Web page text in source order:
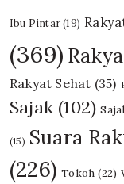
Ibu Pintar(19)
(369)
Rakyat Sehat (35)
Sajak (102)
(15) Suara
(226) Tokoh (22)